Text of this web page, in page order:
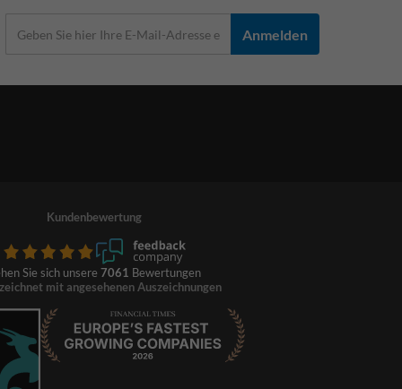
Anmelden
Kundenbewertung
Sie sich unsere 7061 Bewertungen
mit angesehenen Auszeichnungen